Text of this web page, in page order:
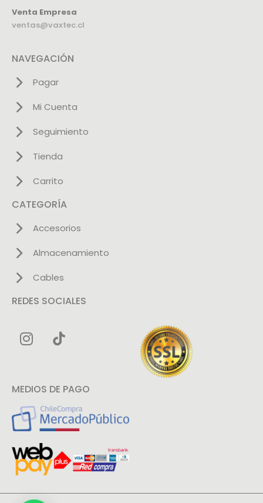
Venta Empresa
ventas@vaxtec.cl
NAVEGACIÓN
Pagar
Mi Cuenta
Seguimiento
Tienda
Carrito
CATEGORÍA
Accesorios
Almacenamiento
Cables
REDES SOCIALES
MEDIOS DE PAGO